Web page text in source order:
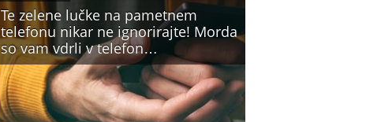
Te zelene lučke na pametnem
telefonu nikar ne ignorirajte! Morda
so vam vdrli v telefon…